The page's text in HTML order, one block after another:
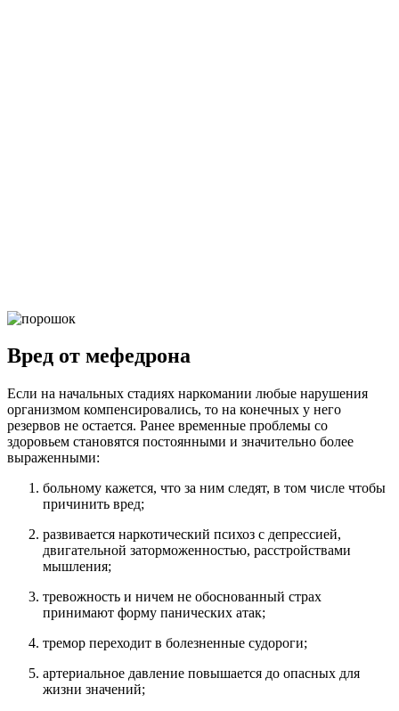
Нужна помощь?
Отправить заявку
Вред от мефедрона
Если на начальных стадиях наркомании любые нарушения
организмом компенсировались, то на конечных у него
резервов не остается. Ранее временные проблемы со
здоровьем становятся постоянными и значительно более
выраженными:
больному кажется, что за ним следят, в том числе чтобы
причинить вред;
развивается наркотический психоз с депрессией,
двигательной заторможенностью, расстройствами
мышления;
тревожность и ничем не обоснованный страх
принимают форму панических атак;
тремор переходит в болезненные судороги;
артериальное давление повышается до опасных для
жизни значений;